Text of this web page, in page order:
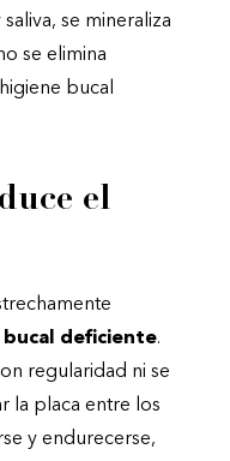
se mineraliza
se elimina
bucal
el
bucal deficiente.
regularidad ni se
la placa entre los
y endurecerse,